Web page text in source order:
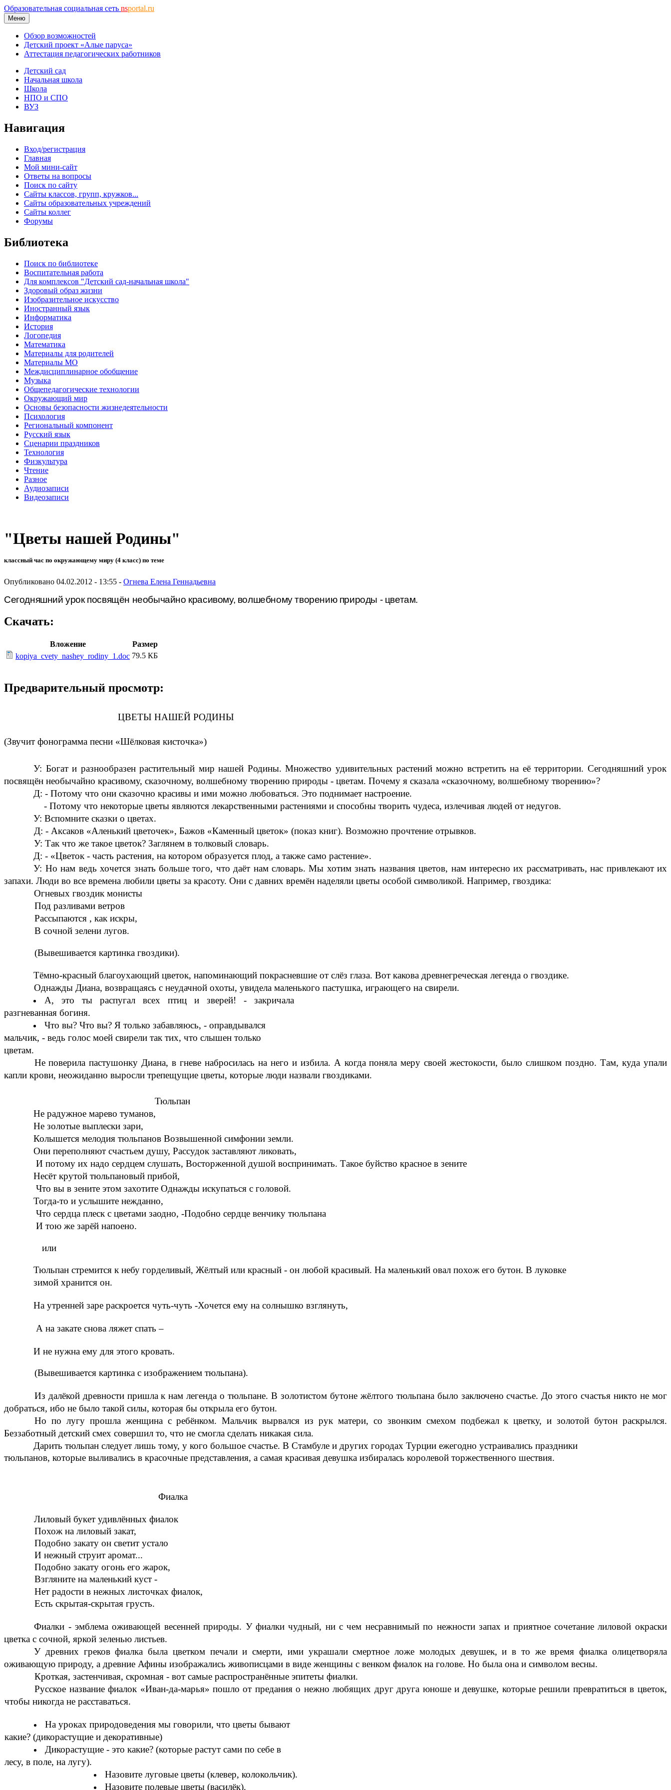
Образовательная социальная сеть nsportal.ru
Меню
Обзор возможностей
Детский проект «Алые паруса»
Аттестация педагогических работников
Детский сад
Начальная школа
Школа
НПО и СПО
ВУЗ
Навигация
Вход/регистрация
Главная
Мой мини-сайт
Ответы на вопросы
Поиск по сайту
Сайты классов, групп, кружков...
Сайты образовательных учреждений
Сайты коллег
Форумы
Библиотека
Поиск по библиотеке
Воспитательная работа
Для комплексов "Детский сад-начальная школа"
Здоровый образ жизни
Изобразительное искусство
Иностранный язык
Информатика
История
Логопедия
Математика
Материалы для родителей
Материалы МО
Междисциплинарное обобщение
Музыка
Общепедагогические технологии
Окружающий мир
Основы безопасности жизнедеятельности
Психология
Региональный компонент
Русский язык
Сценарии праздников
Технология
Физкультура
Чтение
Разное
Аудиозаписи
Видеозаписи
"Цветы нашей Родины"
классный час по окружающему миру (4 класс) по теме
Опубликовано 04.02.2012 - 13:55 - Огнева Елена Геннадьевна
Сегодняшний урок посвящён необычайно красивому, волшебному творению природы - цветам.
Скачать:
Вложение
Размер
kopiya_cvety_nashey_rodiny_1.doc 79.5 КБ
Предварительный просмотр:
ЦВЕТЫ НАШЕЙ РОДИНЫ
(Звучит фонограмма песни «Шёлковая кисточка»)
У: Богат и разнообразен растительный мир нашей Родины. Множество удивительных растений можно встретить на её территории. Сегодняшний урок
посвящён необычайно красивому, сказочному, волшебному творению природы - цветам. Почему я сказала «сказочному, волшебному творению»?
Д: - Потому что они сказочно красивы и ими можно любоваться. Это поднимает настроение.
- Потому что некоторые цветы являются лекарственными растениями и способны творить чудеса, излечивая людей от недугов.
У: Вспомните сказки о цветах.
Д: - Аксаков «Аленький цветочек», Бажов «Каменный цветок» (показ книг). Возможно прочтение отрывков.
У: Так что же такое цветок? Заглянем в толковый словарь.
Д: - «Цветок - часть растения, на котором образуется плод, а также само растение».
У: Но нам ведь хочется знать больше того, что даёт нам словарь. Мы хотим знать названия цветов, нам интересно их рассматривать, нас привлекают их
запахи. Люди во все времена любили цветы за красоту. Они с давних времён наделяли цветы особой символикой. Например, гвоздика:
Огневых гвоздик монисты
Под разливами ветров
Рассыпаются , как искры,
В сочной зелени лугов.
(Вывешивается картинка гвоздики).
Тёмно-красный благоухающий цветок, напоминающий покрасневшие от слёз глаза. Вот какова древнегреческая легенда о гвоздике.
Однажды Диана, возвращаясь с неудачной охоты, увидела маленького пастушка, играющего на свирели.
А, это ты распугал всех птиц и зверей! - закричала
разгневанная богиня.
Что вы? Что вы? Я только забавляюсь, - оправдывался
мальчик, - ведь голос моей свирели так тих, что слышен только
цветам.
Не поверила пастушонку Диана, в гневе набросилась на него и избила. А когда поняла меру своей жестокости, было слишком поздно. Там, куда упали
капли крови, неожиданно выросли трепещущие цветы, которые люди назвали гвоздиками.
Тюльпан
Не радужное марево туманов,
Не золотые выплески зари,
Колышется мелодия тюльпанов Возвышенной симфонии земли.
Они переполняют счастьем душу, Рассудок заставляют ликовать,
И потому их надо сердцем слушать, Восторженной душой воспринимать. Такое буйство красное в зените
Несёт крутой тюльпановый прибой,
Что вы в зените этом захотите Однажды искупаться с головой.
Тогда-то и услышите нежданно,
Что сердца плеск с цветами заодно, -Подобно сердце венчику тюльпана
И тою же зарёй напоено.
или
Тюльпан стремится к небу горделивый, Жёлтый или красный - он любой красивый. На маленький овал похож его бутон. В луковке
зимой хранится он.
На утренней заре раскроется чуть-чуть -Хочется ему на солнышко взглянуть,
А на закате снова ляжет спать –
И не нужна ему для этого кровать.
(Вывешивается картинка с изображением тюльпана).
Из далёкой древности пришла к нам легенда о тюльпане. В золотистом бутоне жёлтого тюльпана было заключено счастье. До этого счастья никто не мог
добраться, ибо не было такой силы, которая бы открыла его бутон.
Но по лугу прошла женщина с ребёнком. Мальчик вырвался из рук матери, со звонким смехом подбежал к цветку, и золотой бутон раскрылся.
Беззаботный детский смех совершил то, что не смогла сделать никакая сила.
Дарить тюльпан следует лишь тому, у кого большое счастье. В Стамбуле и других городах Турции ежегодно устраивались праздники
тюльпанов, которые выливались в красочные представления, а самая красивая девушка избиралась королевой торжественного шествия.
Фиалка
Лиловый букет удивлённых фиалок
Похож на лиловый закат,
Подобно закату он светит устало
И нежный струит аромат...
Подобно закату огонь его жарок,
Взгляните на маленький куст -
Нет радости в нежных листочках фиалок,
Есть скрытая-скрытая грусть.
Фиалки - эмблема оживающей весенней природы. У фиалки чудный, ни с чем несравнимый по нежности запах и приятное сочетание лиловой окраски
цветка с сочной, яркой зеленью листьев.
У древних греков фиалка была цветком печали и смерти, ими украшали смертное ложе молодых девушек, и в то же время фиалка олицетворяла
оживающую природу, а древние Афины изображались живописцами в виде женщины с венком фиалок на голове. Но была она и символом весны.
Кроткая, застенчивая, скромная - вот самые распространённые эпитеты фиалки.
Русское название фиалок «Иван-да-марья» пошло от предания о нежно любящих друг друга юноше и девушке, которые решили превратиться в цветок,
чтобы никогда не расставаться.
На уроках природоведения мы говорили, что цветы бывают
какие? (дикорастущие и декоративные)
Дикорастущие - это какие? (которые растут сами по себе в
лесу, в поле, на лугу).
Назовите луговые цветы (клевер, колокольчик).
Назовите полевые цветы (василёк).